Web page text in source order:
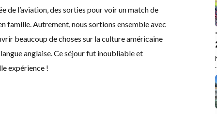
de l’aviation, des sorties pour voir un match de
famille. Autrement, nous sortions ensemble avec
beaucoup de choses sur la culture américaine
anglaise. Ce séjour fut inoubliable et
expérience !